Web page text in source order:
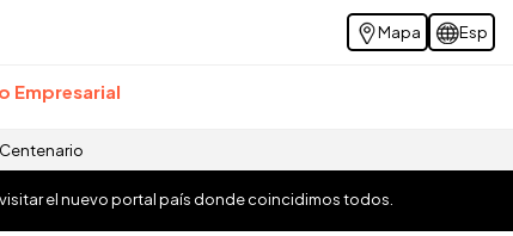
Mapa Esp
Empresarial
visitar el nuevo portal país donde coincidimos todos.